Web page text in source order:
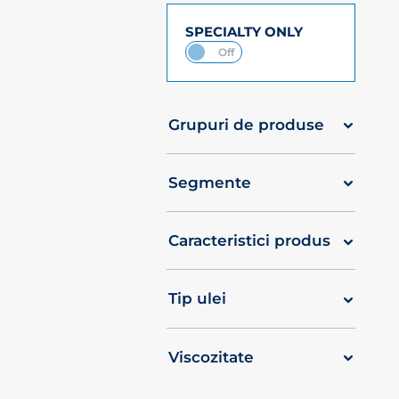
SPECIALTY ONLY
Grupuri de produse
Segmente
Caracteristici produs
Tip ulei
Viscozitate